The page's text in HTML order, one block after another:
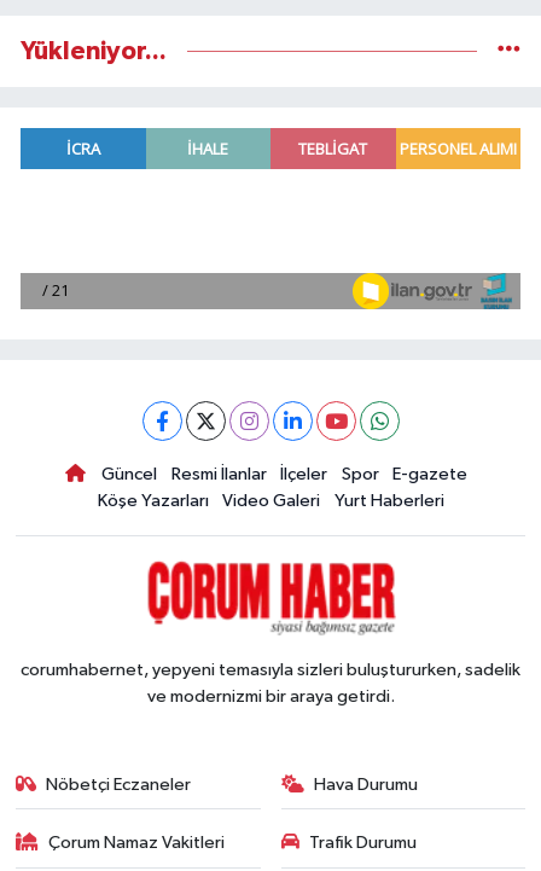
Yükleniyor...
Güncel Resmi İlanlar İlçeler Spor
E-gazete
Köşe Yazarları
Video Galeri Yurt Haberleri
corumhabernet, yepyeni temasıyla sizleri buluştururken, sadelik
ve modernizmi bir araya getirdi.
Nöbetçi Eczaneler Hava Durumu
Çorum Namaz Vakitleri Trafik Durumu